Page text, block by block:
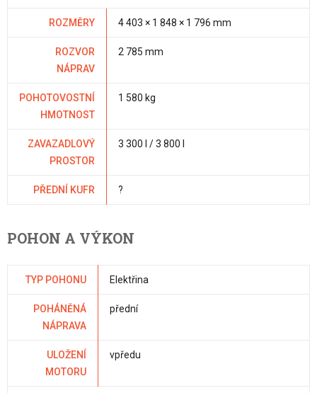
ROZMĚRY 4 403 × 1 848 × 1 796 mm
ROZVOR
NÁPRAV
2 785 mm
POHOTOVOSTNÍ
HMOTNOST
1 580 kg
ZAVAZADLOVÝ
PROSTOR
3 300 l / 3 800 l
PŘEDNÍ KUFR ?
POHON A VÝKON
TYP POHONU Elektřina
POHÁNĚNÁ
NÁPRAVA
přední
ULOŽENÍ
MOTORU
vpředu